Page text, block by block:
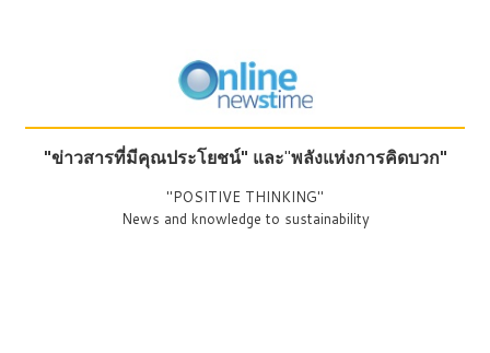
"ข่าวสารที่มีคุณประโยชน์" และ"พลังแห่งการคิดบวก"
"POSITIVE THINKING"
News and knowledge to sustainability